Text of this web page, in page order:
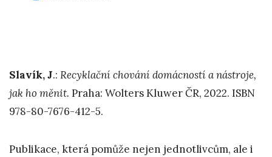
Slavík, J.: Recyklační chování domácností a nástroje,
jak ho měnit. Praha: Wolters Kluwer ČR, 2022. ISBN
978-80-7676-412-5.
Publikace, která pomůže nejen jednotlivcům, ale i